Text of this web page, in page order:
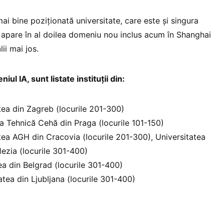
bine poziționată universitate, care este și singura
în al doilea domeniu nou inclus acum în Shanghai
mai jos.
IA, sunt listate instituții din:
din Zagreb (locurile 201-300)
Tehnică Cehă din Praga (locurile 101-150)
AGH din Cracovia (locurile 201-300), Universitatea
(locurile 301-400)
din Belgrad (locurile 301-400)
din Ljubljana (locurile 301-400)